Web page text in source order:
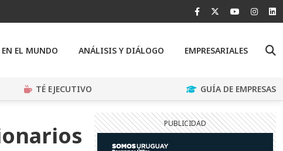
EN EL MUNDO ANÁLISIS Y DIÁLOGO EMPRESARIALES
TÉ EJECUTIVO GUÍA DE EMPRESAS